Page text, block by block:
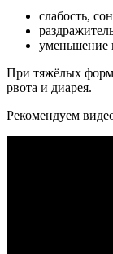
слабость,
уменьшение
При тяжёлых
рвота и диарея.
Рекомендуем